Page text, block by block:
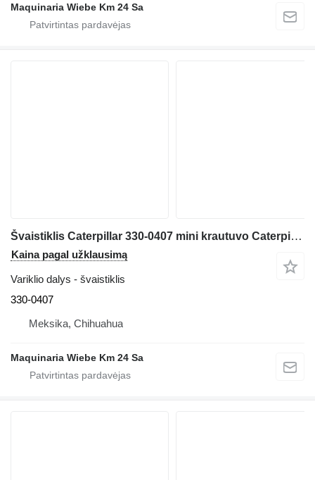
Maquinaria Wiebe Km 24 Sa
Švaistiklis Caterpillar 330-0407 mini krautuvo Caterpillar C3.3B
Kaina pagal užklausimą
Variklio dalys - švaistiklis
330-0407
Meksika, Chihuahua
Maquinaria Wiebe Km 24 Sa